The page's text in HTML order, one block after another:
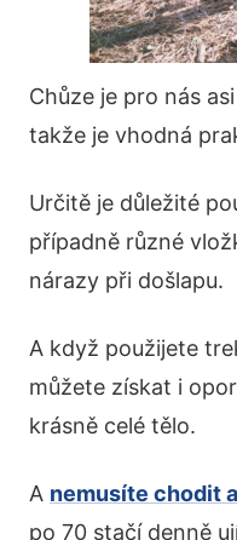
Chůze je pro nás
takže je vhodná
Určitě je důležité
případně různé
nárazy při došlapu.
A když použijete
můžete získat i
krásně celé tělo.
A nemusíte chodit
po 70 stačí denně